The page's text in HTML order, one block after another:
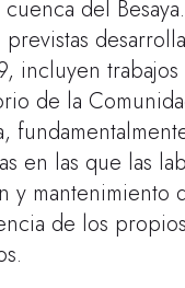
del
previstas
incluyen
de la
en las que las
y mantenimiento
de los propios